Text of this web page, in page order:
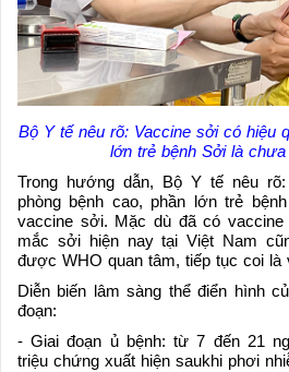
Bộ Y tế nêu rõ: Vaccine sởi có hiệu
lớn trẻ bệnh Sởi là chưa
Trong hướng dẫn, Bộ Y tế nêu
phòng bệnh cao, phần lớn trẻ
vaccine sởi. Mặc dù đã có
mắc sởi hiện nay tại Việt Nam
được WHO quan tâm, tiếp tục coi là
Diễn biến lâm sàng thể điển hình
đoạn:
- Giai đoạn ủ bệnh: từ 7 đến 21
triệu chứng xuất hiện saukhi phơi